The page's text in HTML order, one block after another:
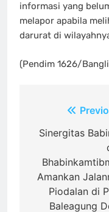
informasi yang
melapor apabila
darurat di
(Pendim 1626/
Navigasi
pos
Sinergitas
Amankan
Piodalan di
Baleagung